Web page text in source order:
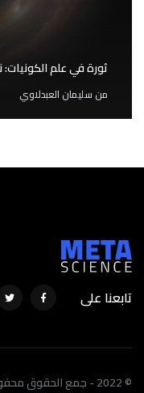
ثورة في علم
من سليمان العبدلاوي
تابعنا على
© 2022 - جمع الحقوق محفوظة